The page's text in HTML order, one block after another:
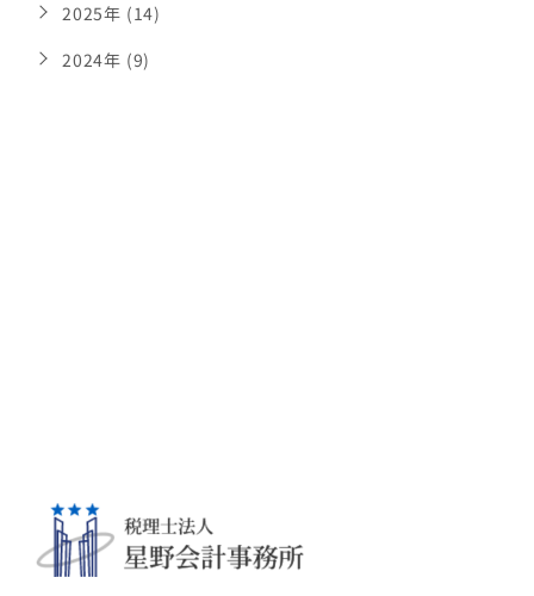
2025年 (14)
2024年 (9)